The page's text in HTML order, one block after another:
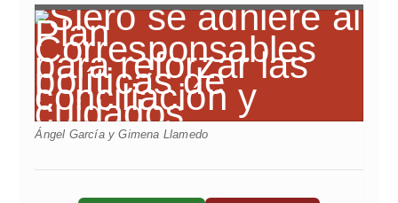
Ángel García y Gimena Llamedo